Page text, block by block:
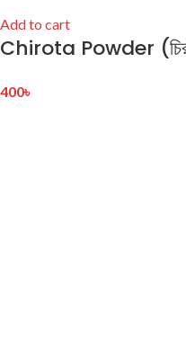
Add to cart
Chirota Powder
400৳